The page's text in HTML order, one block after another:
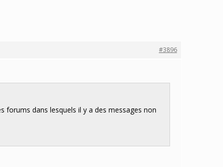
#3896
forums dans lesquels il y a des messages non